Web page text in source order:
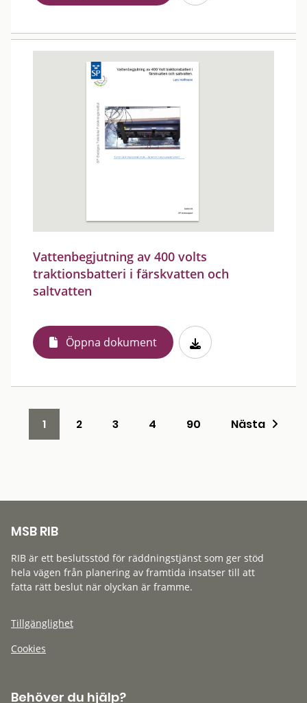
Vattenbegjutning av 400 volts
traktionsbatteri i färskvatten och
saltvatten
Öppna dokument
1 2 3 4 90 Nästa
MSB RIB
RIB är ett beslutsstöd för räddningstjänst som ger stöd
hela vägen från planering av framtida insatser till att
fatta rätt beslut när olyckan är framme.
Tillgänglighet
Cookies
Behöver du hjälp?